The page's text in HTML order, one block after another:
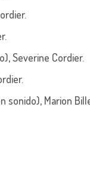
Severine Cordier.
sonido), Marion